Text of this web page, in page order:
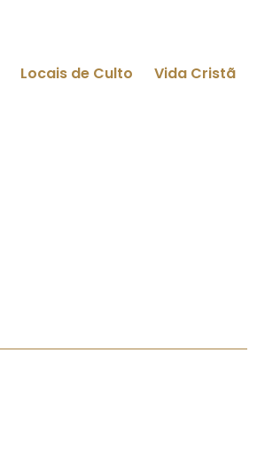
Locais de Culto Vida Cristã